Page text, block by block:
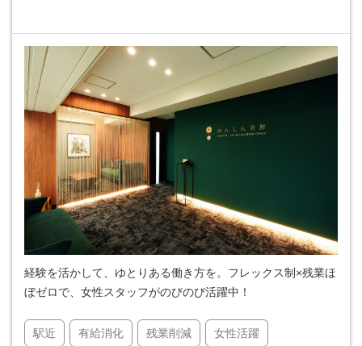
経験を活かして、ゆとりある働き方を。フレックス制×残業ほ
ぼゼロで、女性スタッフがのびのび活躍中！
駅近 有給消化 残業削減 女性活躍